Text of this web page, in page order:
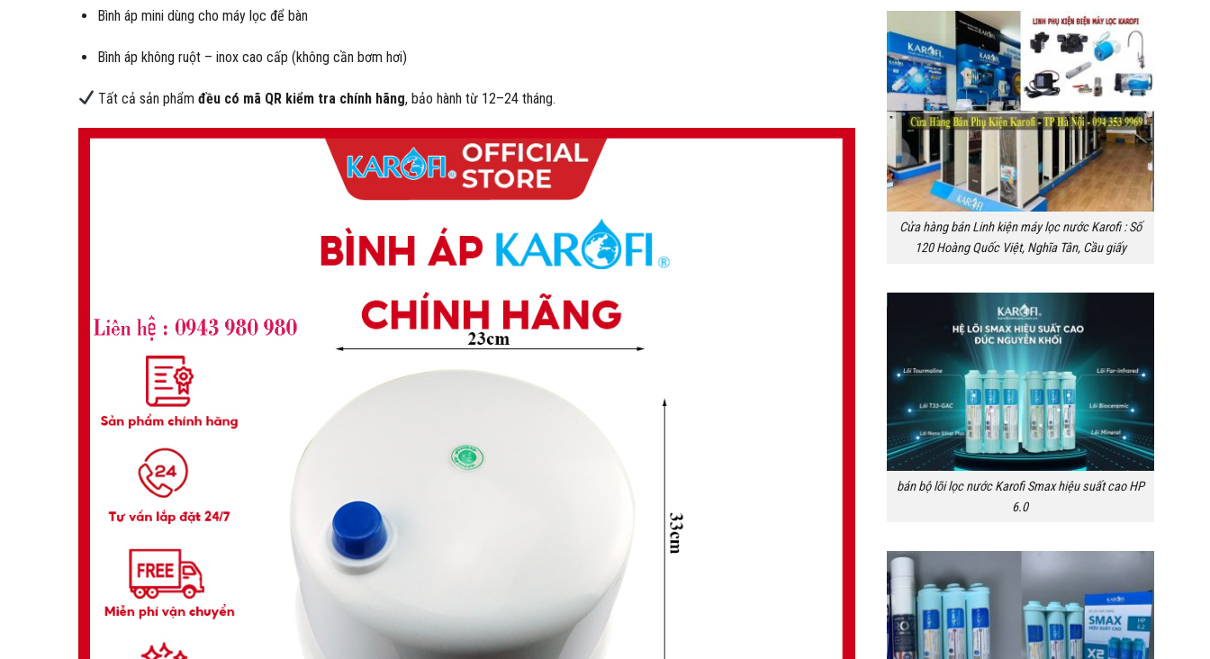
Bình áp mini dùng cho máy lọc để bàn
Bình áp không ruột – inox cao cấp (không cần bơm hơi)
Tất cả sản phẩmđều có mã QR kiểm tra chính hãng, bảo hành từ 12–24 tháng.
Cửa hàng bán Linh kiện máy lọc nước Karofi : Số
120 Hoàng Quốc Việt, Nghĩa Tân, Cầu giấy
bán bộ lõi lọc nước Karofi Smax hiệu suất cao HP
6.0